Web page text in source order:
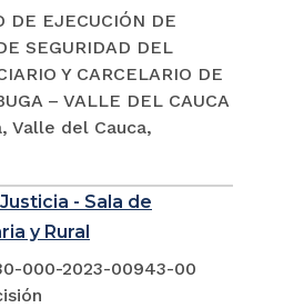
DE EJECUCIÓN DE
SEGURIDAD DEL
Y CARCELARIO DE
– VALLE DEL CAUCA
Valle del Cauca,
- Sala de
y Rural
000-2023-00943-00